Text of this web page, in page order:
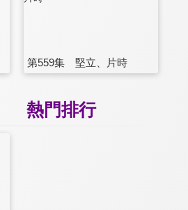
第559集 堅立、片時
熱門排行